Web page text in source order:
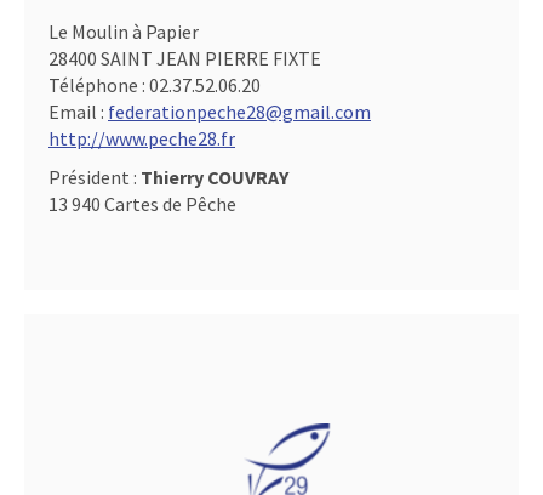
Le Moulin à Papier
28400 SAINT JEAN PIERRE FIXTE
Téléphone : 02.37.52.06.20
Email : federationpeche28@gmail.com
http://www.peche28.fr
Président : Thierry COUVRAY
13 940 Cartes de Pêche